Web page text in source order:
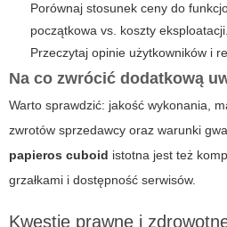
Porównaj stosunek ceny do
początkowa vs. koszty eksploatacji.
Przeczytaj opinie użytkowników i
Na co zwrócić dodatkową
Warto sprawdzić: jakość wykonania,
zwrotów sprzedawcy oraz warunki
papieros cuboid istotna jest też
grzałkami i dostępność serwisów.
Kwestie prawne i